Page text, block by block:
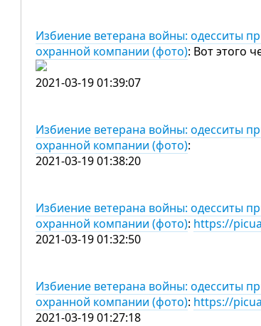
Избиение ветерана войны: одесситы
охранной компании (фото): Вот этого
2021-03-19 01:39:07
Избиение ветерана войны: одесситы
охранной компании (фото):
2021-03-19 01:38:20
Избиение ветерана войны: одесситы
охранной компании (фото): https://
2021-03-19 01:32:50
Избиение ветерана войны: одесситы
охранной компании (фото): https://
2021-03-19 01:27:18